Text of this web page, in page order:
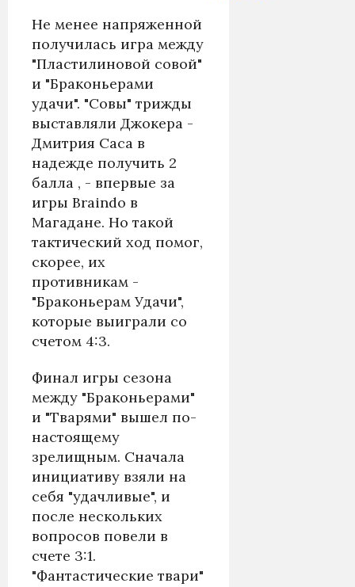
Не менее напряженной
получилась игра между
"Пластилиновой совой"
и "Браконьерами
удачи". "Совы" трижды
выставляли Джокера -
Дмитрия Саса в
надежде получить 2
балла , - впервые за
игры Braindo в
Магадане. Но такой
тактический ход помог,
скорее, их
противникам -
"Браконьерам Удачи",
которые выиграли со
счетом 4:3.
Финал игры сезона
между "Браконьерами"
и "Тварями" вышел по-
настоящему
зрелищным. Сначала
инициативу взяли на
себя "удачливые", и
после нескольких
вопросов повели в
счете 3:1.
"Фантастические твари"